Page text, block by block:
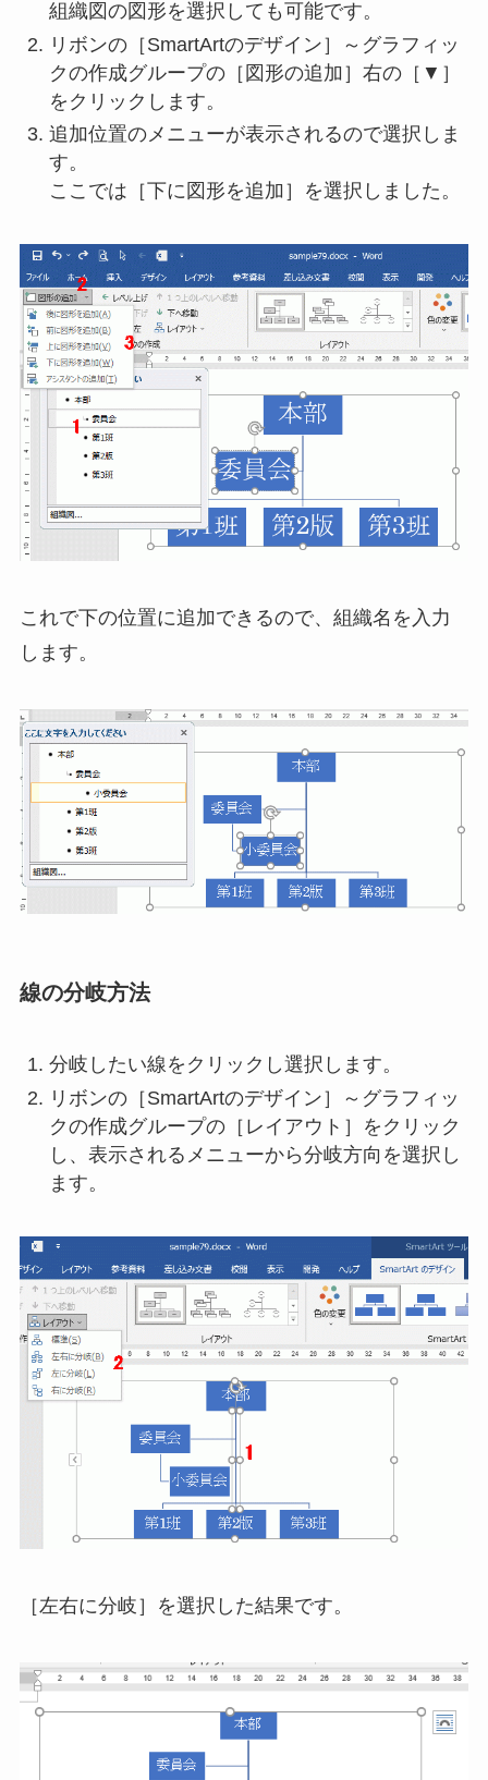
組織図の図形を選択しても可能です。
リボンの［SmartArtのデザイン］～グラフィッ
クの作成グループの［図形の追加］右の［▼］
をクリックします。
追加位置のメニューが表示されるので選択しま
す。
ここでは［下に図形を追加］を選択しました。
これで下の位置に追加できるので、組織名を入力
します。
線の分岐方法
分岐したい線をクリックし選択します。
リボンの［SmartArtのデザイン］～グラフィッ
クの作成グループの［レイアウト］をクリック
し、表示されるメニューから分岐方向を選択し
ます。
［左右に分岐］を選択した結果です。